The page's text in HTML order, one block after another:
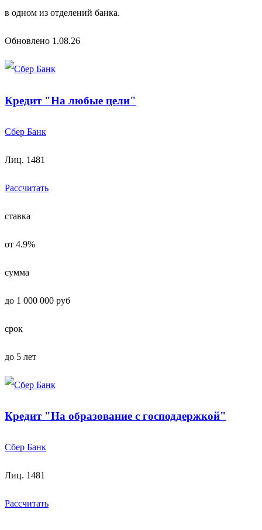
в одном из отделений банка.
Обновлено 1.08.26
Кредит "На любые цели"
Сбер Банк
Лиц. 1481
Рассчитать
ставка
от 4.9%
сумма
до 1 000 000 руб
срок
до 5 лет
Кредит "На образование с господдержкой"
Сбер Банк
Лиц. 1481
Рассчитать